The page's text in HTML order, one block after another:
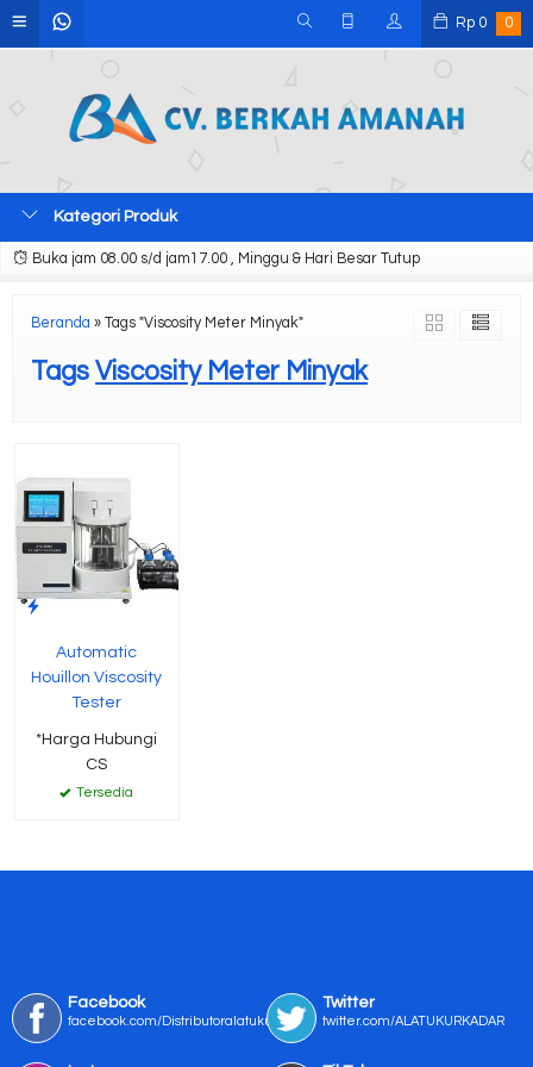
Rp 0 0
Kategori Produk
Buka jam 08.00 s/d jam17.00 , Minggu & Hari Besar Tutup
Beranda » Tags "Viscosity Meter Minyak"
Tags Viscosity Meter Minyak
Automatic
Houillon Viscosity
Tester
*Harga Hubungi
CS
Tersedia
Facebook
facebook.com/Distributoralatukur
Twitter
twitter.com/ALATUKURKADAR